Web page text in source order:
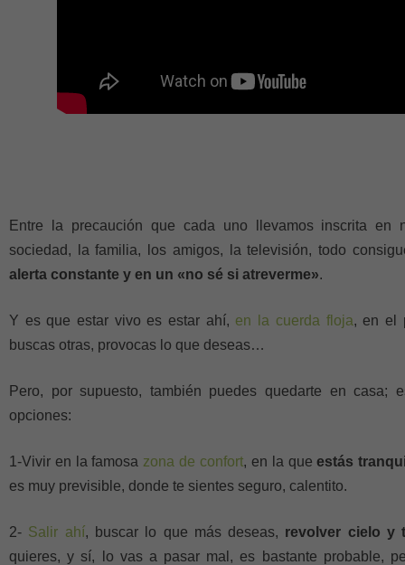
Entre la precaución que cada uno llevamos inscrita en
sociedad, la familia, los amigos, la televisión, todo
alerta constante y en un «no sé si atreverme».
Y es que estar vivo es estar ahí, en la cuerda floja, en el
buscas otras, provocas lo que deseas…
Pero, por supuesto, también puedes quedarte en casa;
opciones:
1-Vivir en la famosa zona de confort, en la queestás
es muy previsible, donde te sientes seguro, calentito.
2- Salir ahí, buscar lo que más deseas, revolver cielo y
quieres, y sí, lo vas a pasar mal, es bastante probable,